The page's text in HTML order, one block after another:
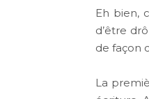
Eh bien,
d’être
de façon
La